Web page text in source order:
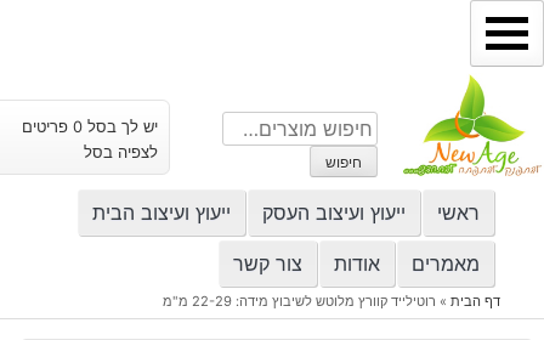
דילוג
לתוכן
חיפוש
עבור:
חיפוש
יש לך בסל 0 פריטים
לצפיה בסל
ראשי ייעוץ ועיצוב העסק ייעוץ ועיצוב הבית
מאמרים אודות צור קשר
דף הבית» רוטילייד קוורץ מלוטש לשיבוץ מידה: 22-29 מ"מ